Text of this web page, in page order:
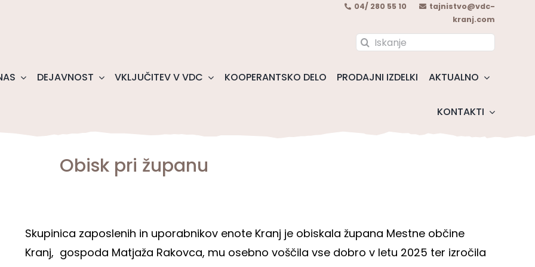
04/ 280 55 10
tajnistvo@vdc-
kranj.com
Search
DEJAVNOST VKLJUČITEV V VDC KOOPERANTSKO DELO PRODAJNI IZDELKI AKTUALNO
KONTAKTI
Obisk pri županu
Skupinica zaposlenih in uporabnikov enote Kranj je obiskala župana Mestne občine
Kranj, gospoda Matjaža Rakovca, mu osebno voščila vse dobro v letu 2025 ter izročila